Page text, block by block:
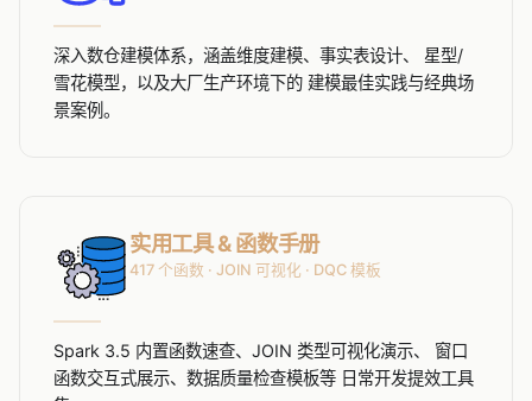
深入数仓建模体系，涵盖维度建模、事实表设计、 星型/
雪花模型，以及大厂生产环境下的 建模最佳实践与经典场
景案例。
实用工具 & 函数手册
417 个函数 · JOIN 可视化 · DQC 模板
Spark 3.5 内置函数速查、JOIN 类型可视化演示、 窗口
函数交互式展示、数据质量检查模板等 日常开发提效工具